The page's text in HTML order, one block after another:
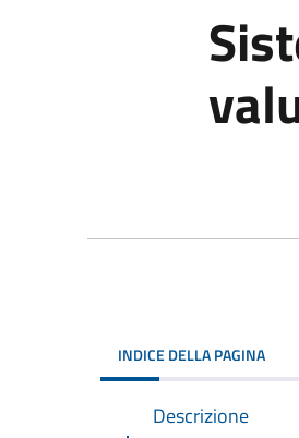
INDICE DELLA PAGINA
Descrizione